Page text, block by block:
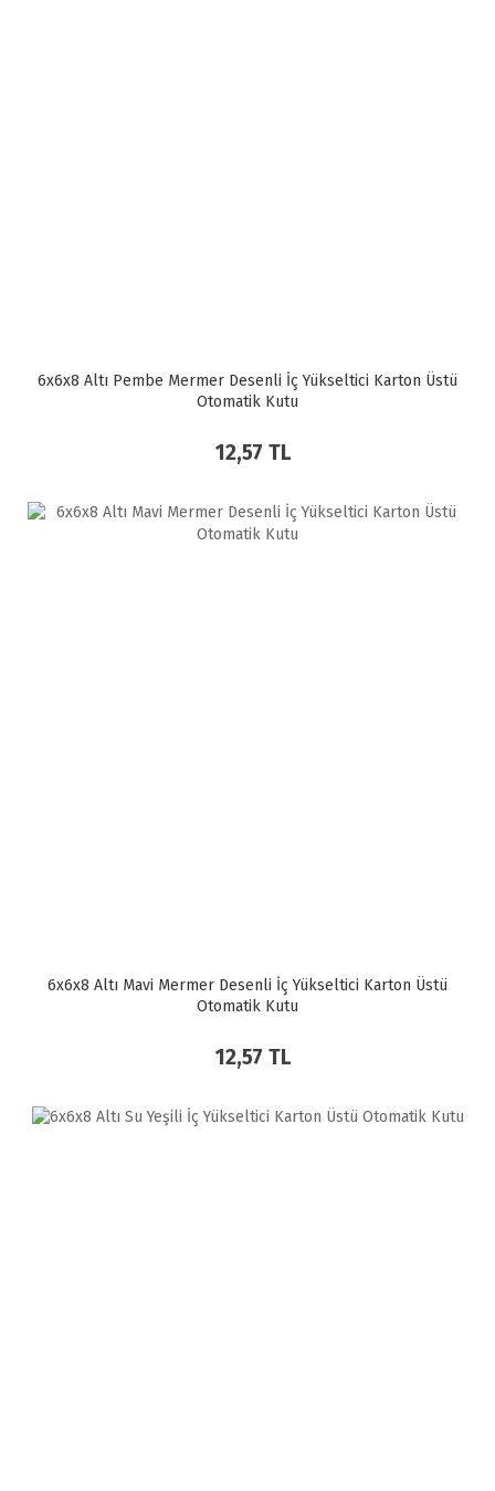
6x6x8 Altı Pembe Mermer Desenli İç Yükseltici Karton Üstü
Otomatik Kutu
12,57 TL
6x6x8 Altı Mavi Mermer Desenli İç Yükseltici Karton Üstü
Otomatik Kutu
12,57 TL